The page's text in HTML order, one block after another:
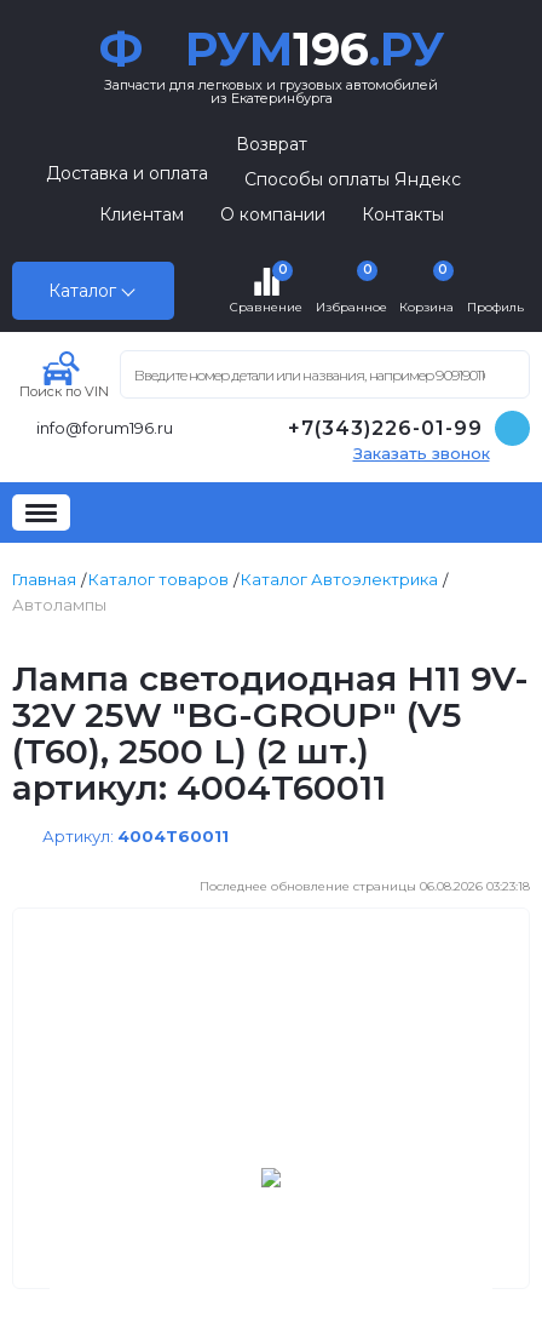
Ф РУМ196.РУ
Запчасти для легковых и грузовых автомобилей
из Екатеринбурга
Каталог
Возврат
Доставка и оплата
Способы оплаты Яндекс
Клиентам
О компании Контакты
Сравнение
0
Избранное
0
Корзина
0
Профиль
Поиск по VIN
info@forum196.ru +7(343)226-01-99
Заказать звонок
Главная Каталог товаров
Каталог Автоэлектрика
Автолампы
Лампа светодиодная H11 9V-
32V 25W "BG-GROUP" (V5
(T60), 2500 L) (2 шт.)
артикул: 4004T60011
Артикул: 4004T60011
Последнее обновление страницы 06.08.2026 03:23:18